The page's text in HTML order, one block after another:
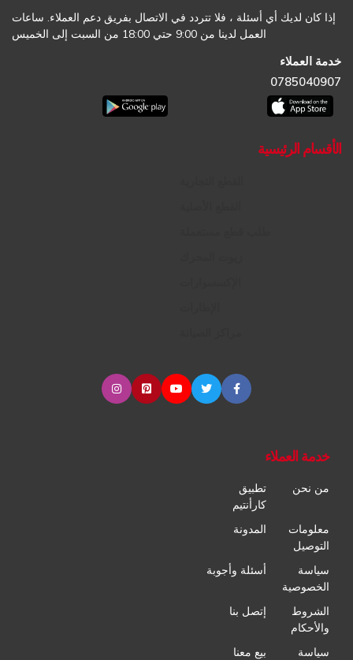
إذا كان لديك أي أسئلة ، فلا تتردد في الاتصال بفريق دعم العملاء. ساعات
العمل لدينا من 9:00 حتي 18:00 من السبت إلى الخميس
خدمة العملاء
0785040907
الأقسام الرئيسية
خدمة العملاء
من نحن
تطبيق
كارأنتيم
معلومات
التوصيل
المدونة
سياسة
الخصوصية
أسئلة وأجوبة
الشروط
والأحكام
إتصل بنا
سياسة بيع معنا